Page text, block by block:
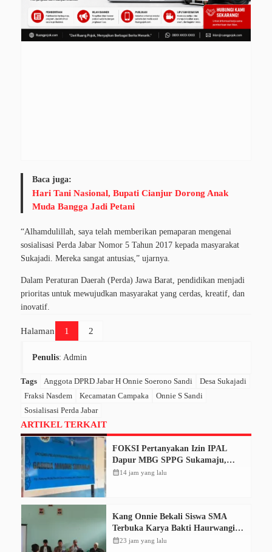
Baca juga:
Hari Tani Nasional, Bupati Cianjur Dorong Anak
Muda Bangga Jadi Petani
“Alhamdulillah, saya telah memberikan pemaparan mengenai
sosialisasi Perda Jabar Nomor 5 Tahun 2017 kepada masyarakat
Sukajadi. Mereka sangat antusias,” ujarnya.
Dalam Peraturan Daerah (Perda) Jawa Barat, pendidikan menjadi
prioritas untuk mewujudkan masyarakat yang cerdas, kreatif, dan
inovatif.
Halaman 1 2
Penulis: Admin
Tags Anggota DPRD Jabar H Onnie Soerono Sandi
Desa Sukajadi
Fraksi Nasdem
Kecamatan Campaka
Onnie S Sandi
Sosialisasi Perda Jabar
ARTIKEL TERKAIT
FOKSI Pertanyakan Izin IPAL
Dapur MBG SPPG Sukamaju,
Korcam Sebut SPPL Belum Terbit
calendar_month14 jam yang lalu
Kang Onnie Bekali Siswa SMA
Terbuka Karya Bakti Haurwangi
dengan Pendidikan Demokrasi
calendar_month23 jam yang lalu